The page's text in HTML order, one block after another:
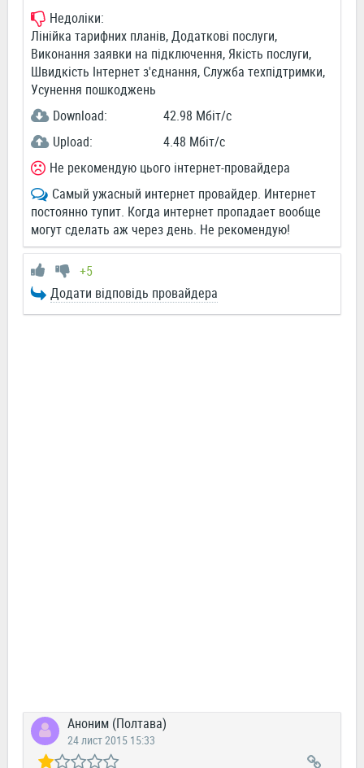
Недоліки:
Лінійка тарифних планів, Додаткові послуги,
Виконання заявки на підключення, Якість послуги,
Швидкість Інтернет з'єднання, Служба техпідтримки,
Усунення пошкоджень
Download:
42.98 Мбіт/c
Upload:
4.48 Мбіт/c
Не рекомендую цього інтернет-провайдера
Самый ужасный интернет провайдер. Интернет
постоянно тупит. Когда интернет пропадает вообще
могут сделать аж через день. Не рекомендую!
+5
Додати відповідь провайдера
Аноним (Полтава)
24 лист 2015 15:33